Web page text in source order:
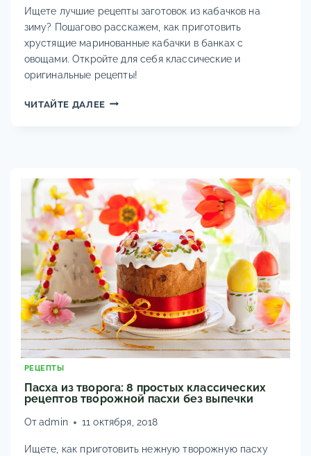
Ищете лучшие рецепты заготовок из кабачков на
зиму? Пошагово расскажем, как приготовить
хрустящие маринованные кабачки в банках с
овощами. Откройте для себя классические и
оригинальные рецепты!
ЧИТАЙТЕ ДАЛЕЕРЕЦЕПТЫ
БАНКАХ:
АССОРТИ
РЕЦЕПТЫ
Пасха из творога: 8 простых классических
рецептов творожной пасхи без выпечки
Отadmin 11 октября, 2018
Ищете, как приготовить нежную творожную пасху